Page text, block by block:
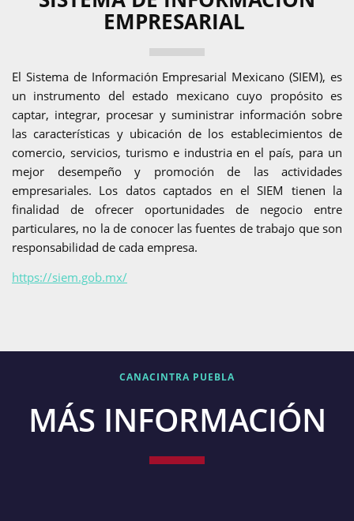
EMPRESARIAL
El Sistema de Información Empresarial Mexicano (SIEM), es
un instrumento del estado mexicano cuyo propósito es
captar, integrar, procesar y suministrar información sobre
las características y ubicación de los establecimientos de
comercio, servicios, turismo e industria en el país, para un
mejor desempeño y promoción de las actividades
empresariales. Los datos captados en el SIEM tienen la
finalidad de ofrecer oportunidades de negocio entre
particulares, no la de conocer las fuentes de trabajo que son
responsabilidad de cada empresa.
https://siem.gob.mx/
CANACINTRA PUEBLA
MÁS INFORMACIÓN